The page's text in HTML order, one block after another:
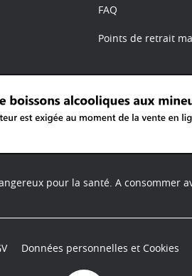
FAQ
Points de retrait
pour la santé. A consommer
Données personnelles et Cookies